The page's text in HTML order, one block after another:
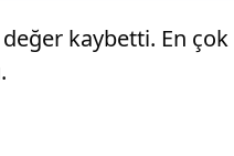
değer kaybetti. En